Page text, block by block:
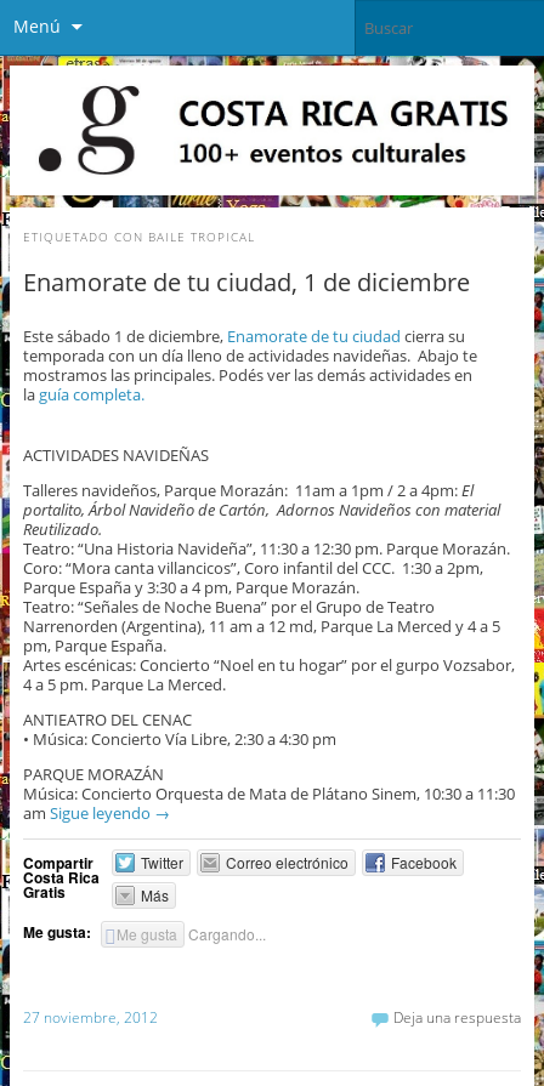
Menú
ETIQUETADO CON BAILE TROPICAL
Enamorate de tu ciudad, 1 de diciembre
Este sábado 1 de diciembre, Enamorate de tu ciudad cierra su
temporada con un día lleno de actividades navideñas. Abajo te
mostramos las principales. Podés ver las demás actividades en
laguía completa.
ACTIVIDADES NAVIDEÑAS
Talleres navideños, Parque Morazán: 11am a 1pm / 2 a 4pm:El
portalito, Árbol Navideño de Cartón, Adornos Navideños con material
Reutilizado.
Teatro: “Una Historia Navideña”, 11:30 a 12:30 pm. Parque Morazán.
Coro: “Mora canta villancicos”, Coro infantil del CCC. 1:30 a 2pm,
Parque España y 3:30 a 4 pm, Parque Morazán.
Teatro: “Señales de Noche Buena” por el Grupo de Teatro
Narrenorden (Argentina), 11 am a 12 md, Parque La Merced y 4 a 5
pm, Parque España.
Artes escénicas: Concierto “Noel en tu hogar” por el gurpo Vozsabor,
4 a 5 pm. Parque La Merced.
ANTIEATRO DEL CENAC
• Música: Concierto Vía Libre, 2:30 a 4:30 pm
PARQUE MORAZÁN
Música: Concierto Orquesta de Mata de Plátano Sinem, 10:30 a 11:30
am Sigue leyendo →
Compartir
Costa Rica
Gratis
Twitter Correo electrónico
Facebook
Más
Me gusta: Me gusta Cargando...
27 noviembre, 2012 Deja una respuesta